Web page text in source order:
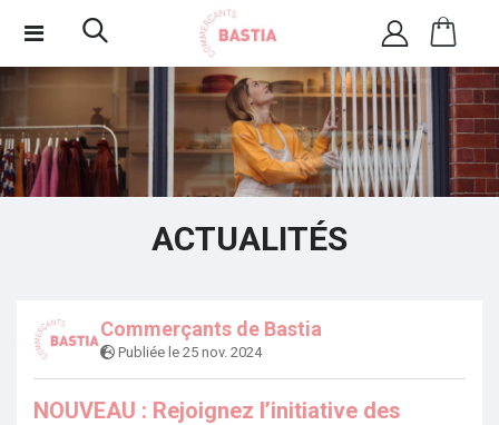
ACTUALITÉS
Commerçants de Bastia
Publiée le 25 nov. 2024
NOUVEAU : Rejoignez l’initiative des